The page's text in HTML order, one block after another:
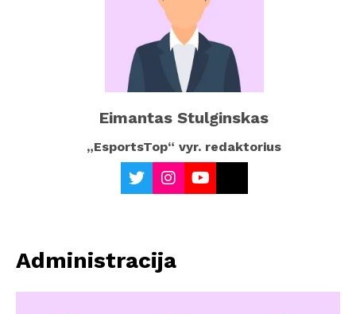
Eimantas Stulginskas
„EsportsTop“ vyr. redaktorius
Administracija